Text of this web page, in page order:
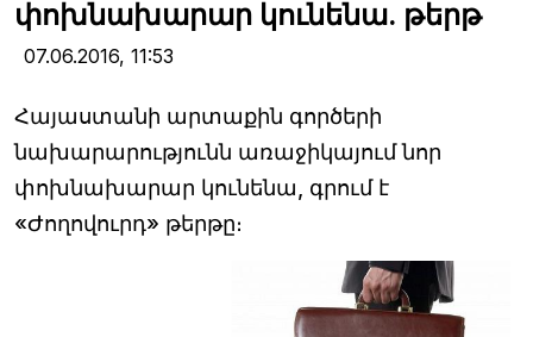
փոխնախարար կունենա. թերթ
07.06.2016, 11:53
Հայաստանի արտաքին գործերի
նախարարությունն առաջիկայում նոր
փոխնախարար կունենա, գրում է
«Ժողովուրդ» թերթը։